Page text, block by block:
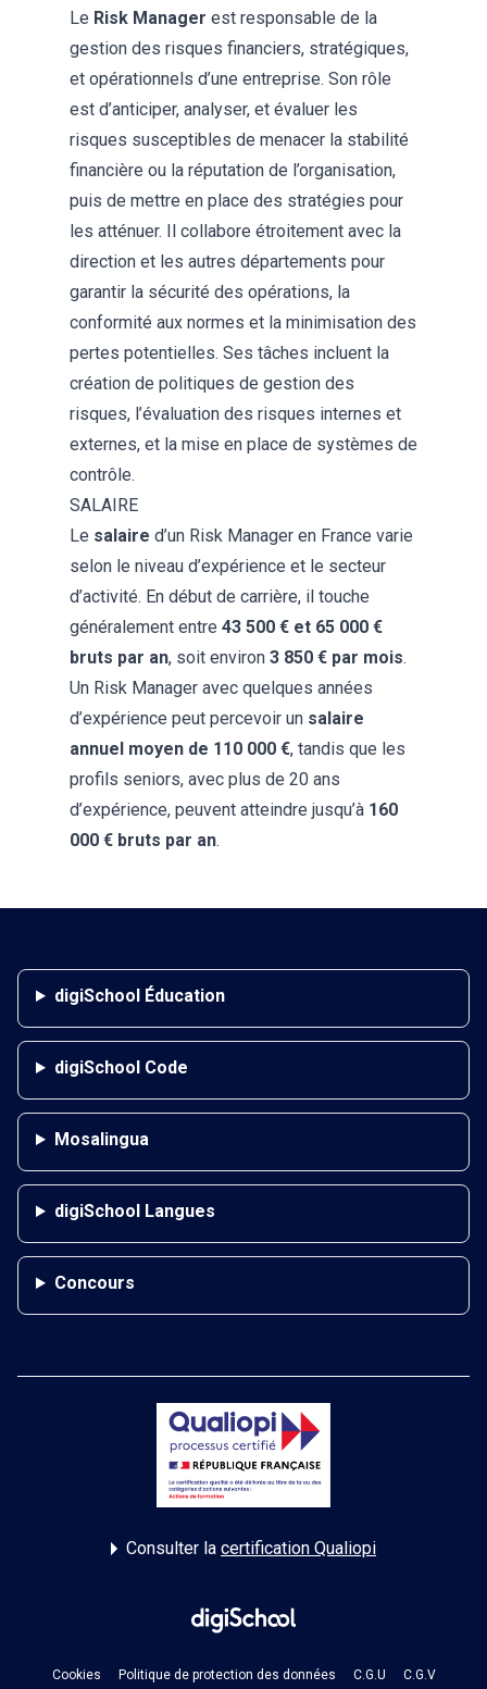
Le Risk Manager est responsable de la
gestion des risques financiers, stratégiques,
et opérationnels d’une entreprise. Son rôle
est d’anticiper, analyser, et évaluer les
risques susceptibles de menacer la stabilité
financière ou la réputation de l’organisation,
puis de mettre en place des stratégies pour
les atténuer. Il collabore étroitement avec la
direction et les autres départements pour
garantir la sécurité des opérations, la
conformité aux normes et la minimisation des
pertes potentielles. Ses tâches incluent la
création de politiques de gestion des
risques, l’évaluation des risques internes et
externes, et la mise en place de systèmes de
contrôle.
SALAIRE
Le salaire d’un Risk Manager en France varie
selon le niveau d’expérience et le secteur
d’activité. En début de carrière, il touche
généralement entre 43 500 € et 65 000 €
bruts par an, soit environ 3 850 € par mois.
Un Risk Manager avec quelques années
d’expérience peut percevoir un salaire
annuel moyen de 110 000 €, tandis que les
profils seniors, avec plus de 20 ans
d’expérience, peuvent atteindre jusqu’à 160
000 € bruts par an.
digiSchool Éducation
digiSchool Code
Mosalingua
digiSchool Langues
Concours
Consulter la certification Qualiopi
Cookies Politique de protection des données C.G.U C.G.V